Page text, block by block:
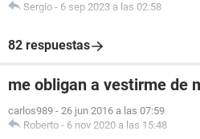
Sergio - 6 sep 2023 a las 02:58
82 respuestas
me obligan a vestirme de
carlos989 - 26 jun 2016 a las 07:59
Roberto - 6 nov 2020 a las 15:48